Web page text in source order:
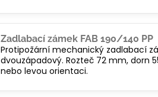
Zadlabací zámek FAB 190/140 PP
Protipožární mechanický zadlabací
dvouzápadový. Rozteč 72 mm, dorn
nebo levou orientaci.